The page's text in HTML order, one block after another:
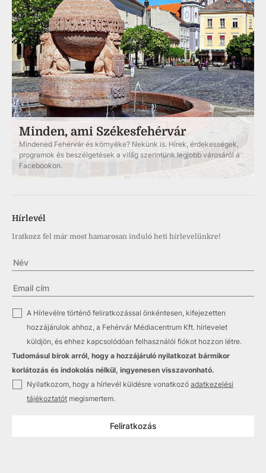
Minden, ami Székesfehérvár
Mindened Fehérvár és környéke? Nekünk is. Hírek, érdekességek,
programok és beszélgetések a világ szerintünk legjobb városáról a
Facebookon.
Hírlevél
Iratkozz fel már most hamarosan induló heti hírlevelünkre!
✓
A Hírlevélre történő feliratkozással önkéntesen, kifejezetten
hozzájárulok ahhoz, a Fehérvár Médiacentrum Kft. hírlevelet
küldjön, és ehhez kapcsolódóan felhasználói fiókot hozzon létre.
Tudomásul bírok arról, hogy a hozzájáruló nyilatkozat bármikor
korlátozás és indokolás nélkül, ingyenesen visszavonható.
✓ Nyilatkozom, hogy a hírlevél küldésre vonatkozó adatkezelési
tájékoztatót megismertem.
Feliratkozás